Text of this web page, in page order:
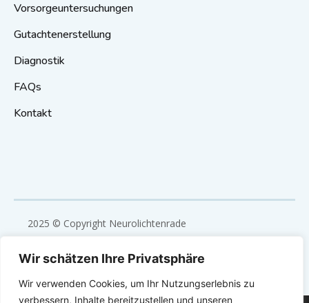
Wir schätzen Ihre Privatsphäre
Wir verwenden Cookies, um Ihr Nutzungserlebnis zu
verbessern, Inhalte bereitzustellen und unseren
Vorsorgeuntersuchungen
Gutachtenerstellung
Diagnostik
FAQs
Kontakt
2025 © Copyright Neurolichtenrade
Eine Webentwicklung des UE – United Experts